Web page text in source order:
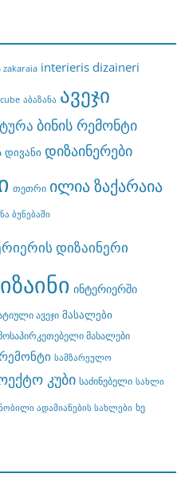
zakaraia interieris dizaineri
აბაზანა ავეჯი
ბინის რემონტი
დივანი დიზაინერები
თეთრი ილია ზაქარაია
ბუნებაში
დიზაინერი
ინტერიერში
ავეჯი მასალები
მასალები
სამზარეულო
კუბი საძინებელი სახლი
ადამიანების სახლები ხე